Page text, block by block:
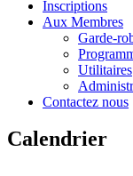
Inscriptions
Aux Membres
Garde-
Utilitaires
Contactez nous
Calendrier